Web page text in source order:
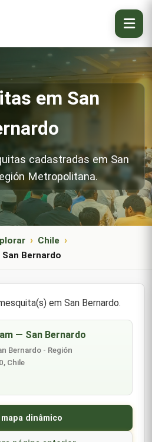
em San
cadastradas em San
Metropolitana.
Chile
San Bernardo
em San Bernardo.
— San Bernardo
Bernardo - Región
Chile
dinâmico